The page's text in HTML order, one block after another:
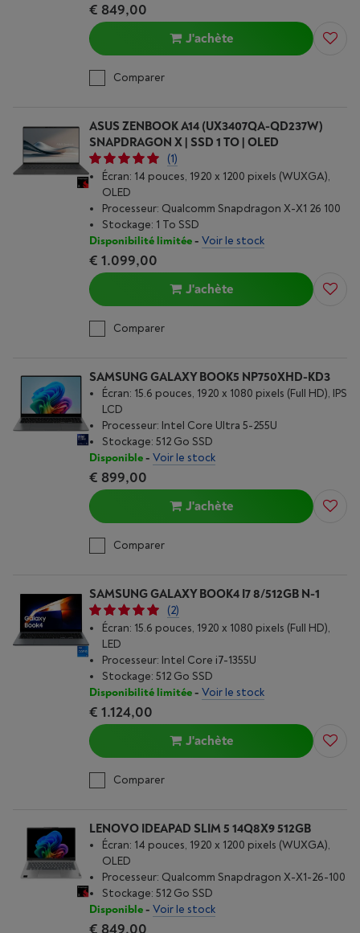
€ 849,00
J'achète
Comparer
ASUS ZENBOOK A14 (UX3407QA-QD237W)
SNAPDRAGON X | SSD 1 TO | OLED
(1)
Écran: 14 pouces, 1920 x 1200 pixels (WUXGA),
OLED
Processeur: Qualcomm Snapdragon X-X1 26 100
Stockage: 1 To SSD
Disponibilité limitée- Voir le stock
€ 1.099,00
J'achète
Comparer
SAMSUNG GALAXY BOOK5 NP750XHD-KD3
Écran: 15.6 pouces, 1920 x 1080 pixels (Full HD), IPS
LCD
Processeur: Intel Core Ultra 5-255U
Stockage: 512 Go SSD
Disponible- Voir le stock
€ 899,00
J'achète
Comparer
SAMSUNG GALAXY BOOK4 I7 8/512GB N-1
(2)
Écran: 15.6 pouces, 1920 x 1080 pixels (Full HD),
LED
Processeur: Intel Core i7-1355U
Stockage: 512 Go SSD
Disponibilité limitée- Voir le stock
€ 1.124,00
J'achète
Comparer
LENOVO IDEAPAD SLIM 5 14Q8X9 512GB
Écran: 14 pouces, 1920 x 1200 pixels (WUXGA),
OLED
Processeur: Qualcomm Snapdragon X-X1-26-100
Stockage: 512 Go SSD
Disponible- Voir le stock